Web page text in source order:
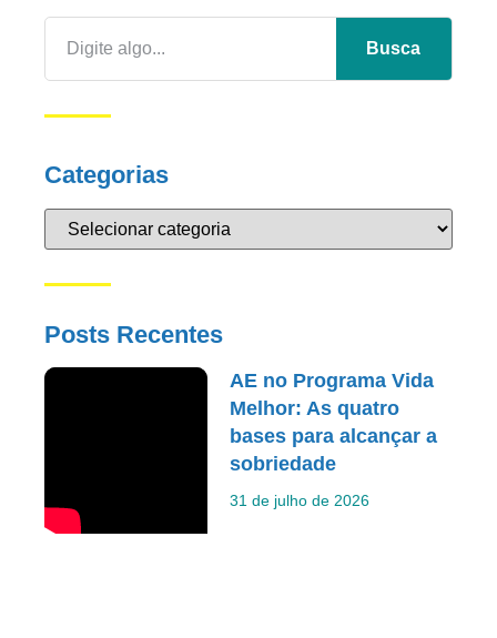
Busca
Categorias
Posts Recentes
AE no Programa Vida
Melhor: As quatro
bases para alcançar a
sobriedade
31 de julho de 2026